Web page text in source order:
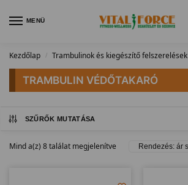
MENÜ
Kezdőlap / Trambulinok és kiegészítő felszerelések
TRAMBULIN VÉDŐTAKARÓ
SZŰRŐK MUTATÁSA
Mind a(z) 8 találat megjelenítve